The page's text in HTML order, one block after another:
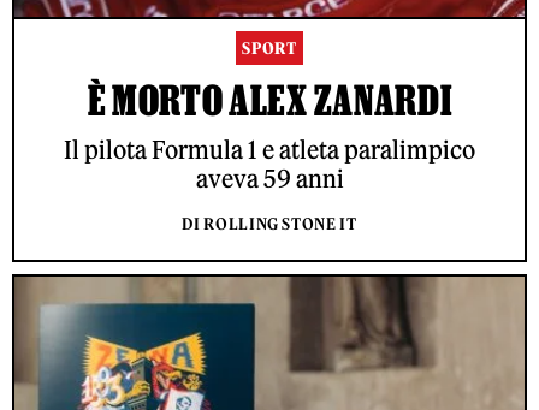
SPORT
È MORTO ALEX ZANARDI
Il pilota Formula 1 e atleta paralimpico
aveva 59 anni
DI ROLLING STONE IT